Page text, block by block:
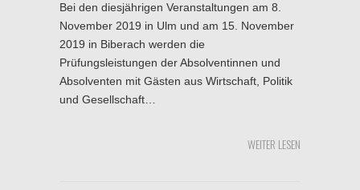
Bei den diesjährigen Veranstaltungen am 8.
November 2019 in Ulm und am 15. November
2019 in Biberach werden die
Prüfungsleistungen der Absolventinnen und
Absolventen mit Gästen aus Wirtschaft, Politik
und Gesellschaft…
WEITER LESEN